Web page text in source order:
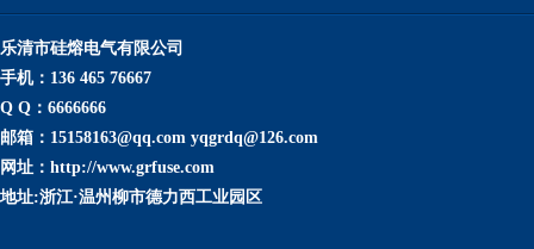
乐清市硅熔电气有限公司
手机：136 465 76667
Q Q：6666666
邮箱：15158163@qq.com yqgrdq@126.com
网址：http://www.grfuse.com
地址:浙江·温州柳市德力西工业园区